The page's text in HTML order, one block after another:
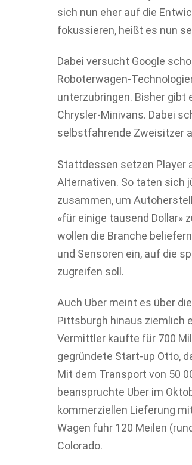
sich nun eher auf die
fokussieren, heißt es nun
Dabei versucht Google
Roboterwagen-
unterzubringen. Bisher gibt
Chrysler-Minivans. Dabei
selbstfahrende Zweisitzer
Stattdessen setzen Player
Alternativen. So taten sich
zusammen, um
«für einige tausend Dollar»
wollen die Branche
und Sensoren ein, auf die
zugreifen soll.
Auch Uber meint es über
Pittsburgh hinaus ziemlich
Vermittler kaufte für 700
gegründete Start-up Otto,
Mit dem Transport von 50
beanspruchte Uber im
kommerziellen Lieferung
Wagen fuhr 120 Meilen
Colorado.